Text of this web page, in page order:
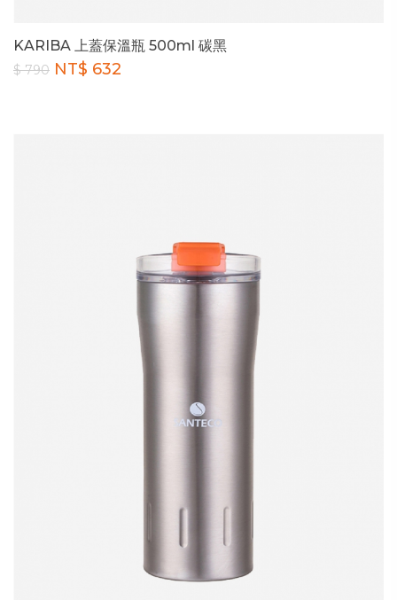
KARIBA 上蓋保溫瓶 500ml 碳黑
$ 790 NT$ 632